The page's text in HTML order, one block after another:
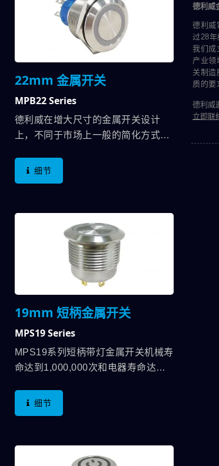
美观的金属开关，即是德利威
MPB16L系列。我们将LOCK辩视的
方式，从外观看的到下沉改变为不同
灯色，当开关自锁时，外观会恢复到
的美观，就因为这样的变更与众不
同，所以除了让开关可以"无痛接
轨"外，更让它变得简单容易使用，
使用不式不变，却对设计者省下了大
22mm 金属开关
MPB22 Series
德利威在增大尺寸的金属开关设计
上，不同于市场上一般的简化方式，
不锈钢-外壳，防止常见的产品变大、
强度下降的问题，维持了IK10与IP67
需要懂我们一种尺寸的开关就好。
22mm金属开关在电气规格方面可耐
到5A，作动在3A/250VAC。若要更
高电流规格，德利威还有另一个大电
流开关-MW系列可以供使用者选用。
细节
19mm 短柄金属开关
MPS19 Series
MPS19系列短柄带灯金属开关机械寿
命达到1,000,000次和电器寿命达到
2A/36VDC。在防护等级上，可达到
IP67及达到IK10(不锈钢)，无论产品
足；在产品亮灯部份可选择无灯型
式、环形灯型式或电源符号加环形灯
细节
德利威
德利威
过28年
我们成
产业领
关制造
质的要
德利威
立即联